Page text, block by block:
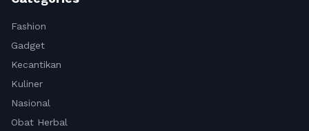
Fashion
Gadget
Kecantikan
Kuliner
Nasional
Obat Herbal